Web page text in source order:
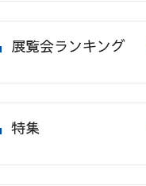
展覧会ランキング
特集